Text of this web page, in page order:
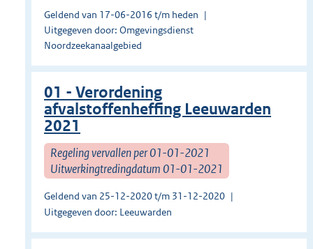
Geldend van 17-06-2016 t/m heden
Uitgegeven door: Omgevingsdienst
Noordzeekanaalgebied
01 - Verordening
afvalstoffenheffing Leeuwarden
2021
Regeling vervallen per 01-01-2021
Uitwerkingtredingdatum 01-01-2021
Geldend van 25-12-2020 t/m 31-12-2020
Uitgegeven door: Leeuwarden